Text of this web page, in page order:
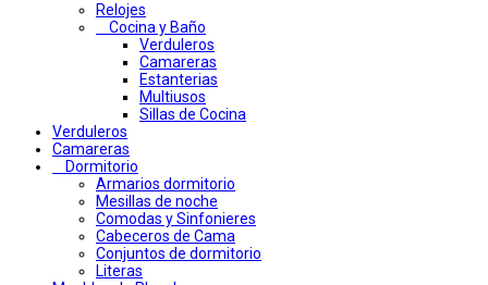
Relojes
Cocina y Baño
Verduleros
Camareras
Estanterias
Multiusos
Sillas de Cocina
Verduleros
Camareras
Dormitorio
Armarios dormitorio
Mesillas de noche
Comodas y Sinfonieres
Cabeceros de Cama
Conjuntos de dormitorio
Literas